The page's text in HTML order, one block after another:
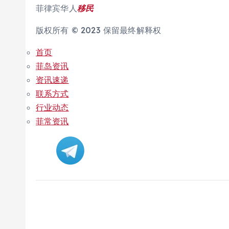
菲律宾华人移民
版权所有 © 2023 保留最终解释权
首页
菲岛资讯
资讯速递
联系方式
行业动态
菲常资讯